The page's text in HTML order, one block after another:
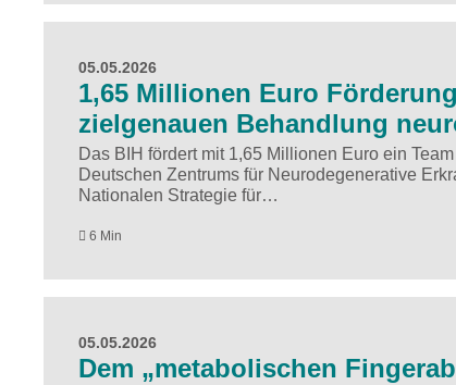
05.05.2026
1,65 Millionen Euro
zielgenauen Behandlung
Das BIH fördert mit 1,65 Millionen Euro ein
Deutschen Zentrums für Neurodegenerative
Nationalen Strategie für…
6 Min
05.05.2026
Dem „metabolischen